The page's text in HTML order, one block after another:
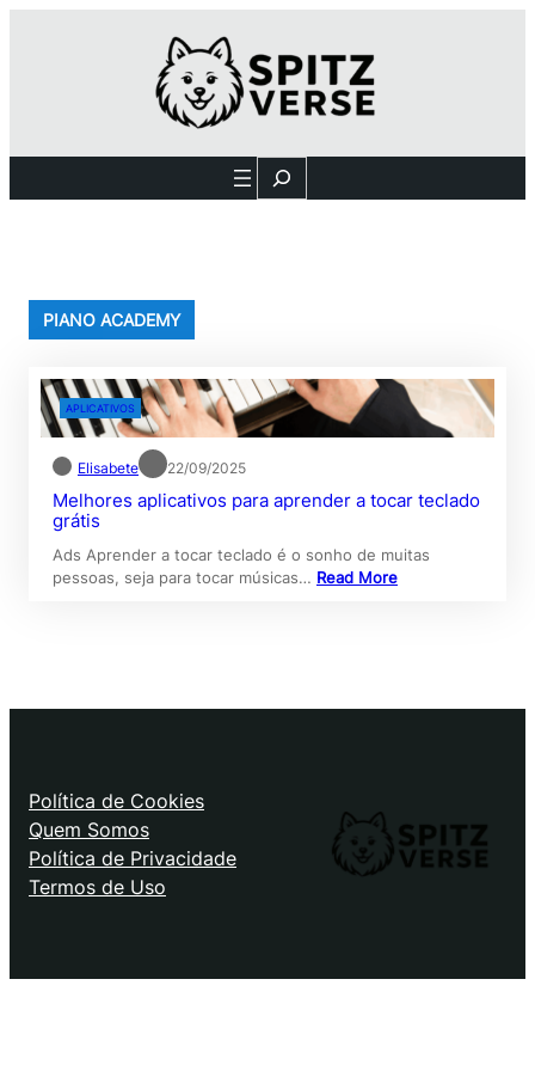
Search
PIANO ACADEMY
APLICATIVOS
Elisabete 22/09/2025
Melhores aplicativos para aprender a tocar teclado
grátis
Ads Aprender a tocar teclado é o sonho de muitas
pessoas, seja para tocar músicas… Read More
Política de Cookies
Quem Somos
Política de Privacidade
Termos de Uso